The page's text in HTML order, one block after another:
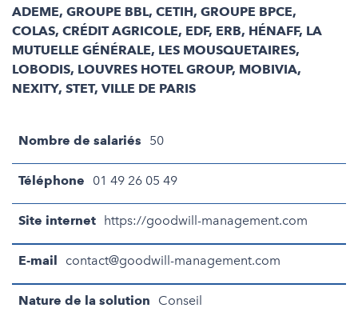
ADEME, GROUPE BBL, CETIH, GROUPE BPCE,
COLAS, CRÉDIT AGRICOLE, EDF, ERB, HÉNAFF, LA
MUTUELLE GÉNÉRALE, LES MOUSQUETAIRES,
LOBODIS, LOUVRES HOTEL GROUP, MOBIVIA,
NEXITY, STET, VILLE DE PARIS
Nombre de salariés 50
Téléphone 01 49 26 05 49
Site internet https://goodwill-management.com
E-mail contact@goodwill-management.com
Nature de la solution Conseil